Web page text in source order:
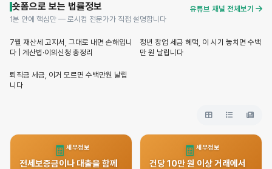
숏폼으로 보는 법률정보
유튜브 채널 전체보기
1분 안에 핵심만 — 로시컴 전문가가 직접 설명합니다
Shorts
7월 재산세 고지서, 그대로 내면 손해입니
다 | 계산법·이의신청 총정리
Shorts
청년 창업 세금 혜택, 이 시기 놓치면 수백
만 원 날립니다
Shorts
퇴직금 세금, 이거 모르면 수백만원 날립
니다
🧾 세무정보
전세보증금이나 대출을 함께
🧾 세무정보
건당 10만 원 이상 거래에서